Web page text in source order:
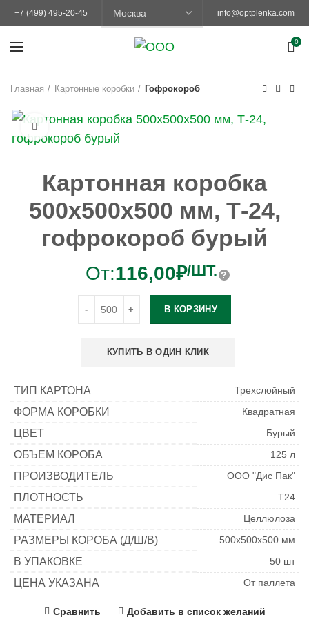
+7 (499) 495-20-45 info@optplenka.com
0
Главная Картонные коробки Гофрокороб
Увеличить
Картонная коробка
500х500х500 мм, Т-24,
гофрокороб бурый
От:116,00₽/ШТ.
В КОРЗИНУ
КУПИТЬ В ОДИН КЛИК
ТИП КАРТОНА Трехслойный
ФОРМА КОРОБКИ Квадратная
ЦВЕТ Бурый
ОБЪЕМ КОРОБА 125 л
ПРОИЗВОДИТЕЛЬ ООО "Дис Пак"
ПЛОТНОСТЬ Т24
МАТЕРИАЛ Целлюлоза
РАЗМЕРЫ КОРОБА (Д/Ш/В) 500х500х500 мм
В УПАКОВКЕ 50 шт
ЦЕНА УКАЗАНА От паллета
Сравнить Добавить в список желаний